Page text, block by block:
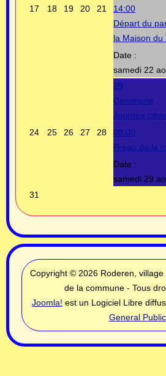
17 18 19 20 21
14:00
Départ du
la Maison du
Date :
samedi 22
24 25 26 27 28
29
Commune
Journée
08:00
Préau de la
Date :
samedi 29
31
Copyright © 2026 Roderen, village
de la commune - Tous
Joomla! est un Logiciel Libre
General Public